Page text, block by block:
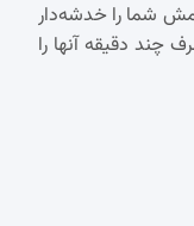
شما را خدشه‌دار
چند دقیقه آنها را